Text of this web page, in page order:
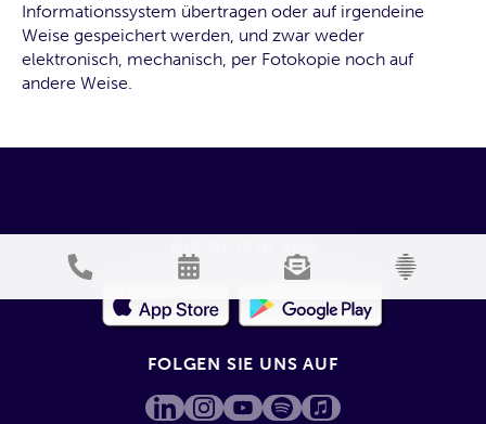
Informationssystem übertragen oder auf irgendeine
Weise gespeichert werden, und zwar weder
elektronisch, mechanisch, per Fotokopie noch auf
andere Weise.
FOLGEN SIE UNS AUF